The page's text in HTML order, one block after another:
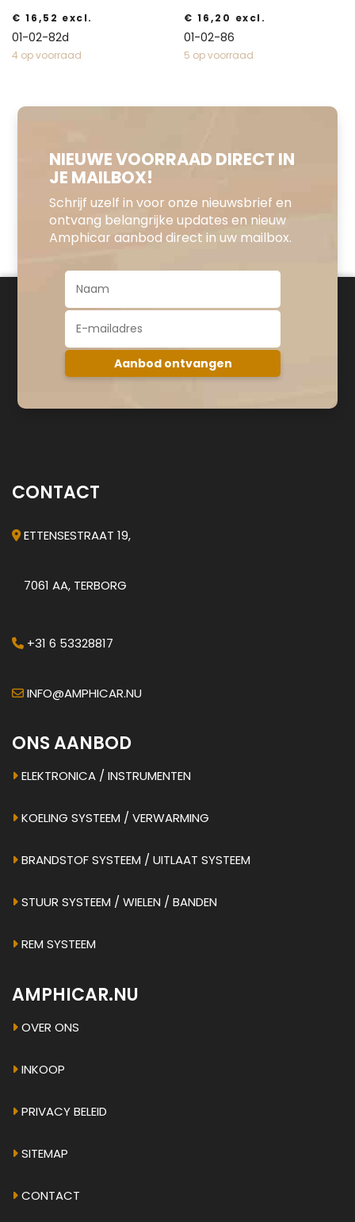
€ 16,52 excl.
01-02-82d
4 op voorraad
€ 16,20 excl.
01-02-86
5 op voorraad
NIEUWE VOORRAAD DIRECT IN
JE MAILBOX!
Schrijf uzelf in voor onze nieuwsbrief en
ontvang belangrijke updates en nieuw
Amphicar aanbod direct in uw mailbox.
CONTACT
ETTENSESTRAAT 19,
7061 AA, TERBORG
+31 6 53328817
INFO@AMPHICAR.NU
ONS AANBOD
ELEKTRONICA / INSTRUMENTEN
KOELING SYSTEEM / VERWARMING
BRANDSTOF SYSTEEM / UITLAAT SYSTEEM
STUUR SYSTEEM / WIELEN / BANDEN
REM SYSTEEM
AMPHICAR.NU
OVER ONS
INKOOP
PRIVACY BELEID
SITEMAP
CONTACT